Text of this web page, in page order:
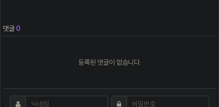
댓글0
등록된 댓글이 없습니다.
댓글쓰기
닉네임 필수 비밀번호필수